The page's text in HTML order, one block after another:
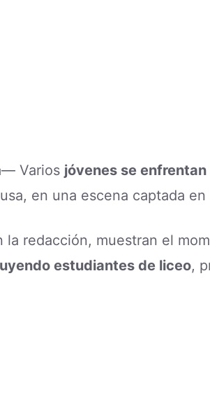
Varios jóvenes se enfrentan
en una escena captada
la redacción, muestran el
estudiantes de liceo,